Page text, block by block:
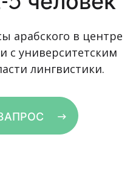
арабского в центре
с университетским
лингвистики.